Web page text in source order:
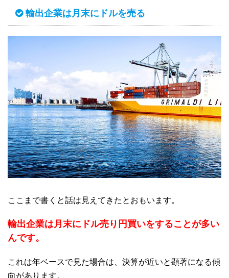
輸出企業は月末にドルを売る
ここまで書くと話は見えてきたとおもいます。
輸出企業は月末にドル売り円買いをすることが多い
んです。
これは年ベースで見た場合は、決算が近いと顕著になる傾
向があります。